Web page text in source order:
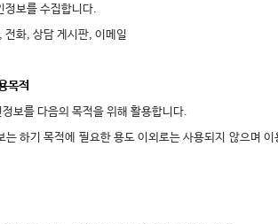
정보를 수집합니다.
화, 상담 게시판, 이메일
목적
보를 다음의 목적을 위해 활용합니다.
는 하기 목적에 필요한 용도 이외로는 사용되지 않으며